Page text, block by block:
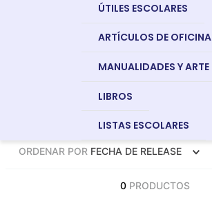
Artículos de Oficina
Manualidades y Arte
Libros
ÚTILES ESCOLARES
ARTÍCULOS DE OFICINA
MANUALIDADES Y ARTE
LIBROS
LISTAS ESCOLARES
ORDENAR POR FECHA DE RELEASE
0 PRODUCTOS